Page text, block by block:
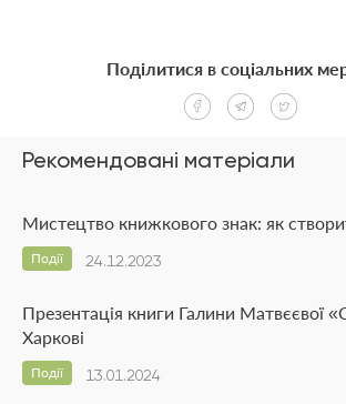
Рекомендовані матеріали
Мистецтво книжкового знак: як
24.12.2023
Події
Презентація книги Галини Матвєєвої
Харкові
13.01.2024
Події
Поділитися в соціальних